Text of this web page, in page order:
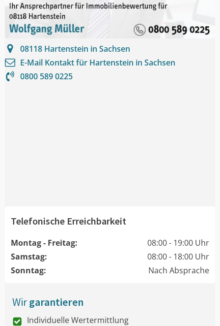
08118 Hartenstein in Sachsen
E-Mail Kontakt für Hartenstein in Sachsen
0800 589 0225
Telefonische Erreichbarkeit
Montag - Freitag:
08:00 - 19:00 Uhr
Samstag:
08:00 - 18:00 Uhr
Sonntag:
Nach Absprache
Wirgarantieren
Individuelle Wertermittlung